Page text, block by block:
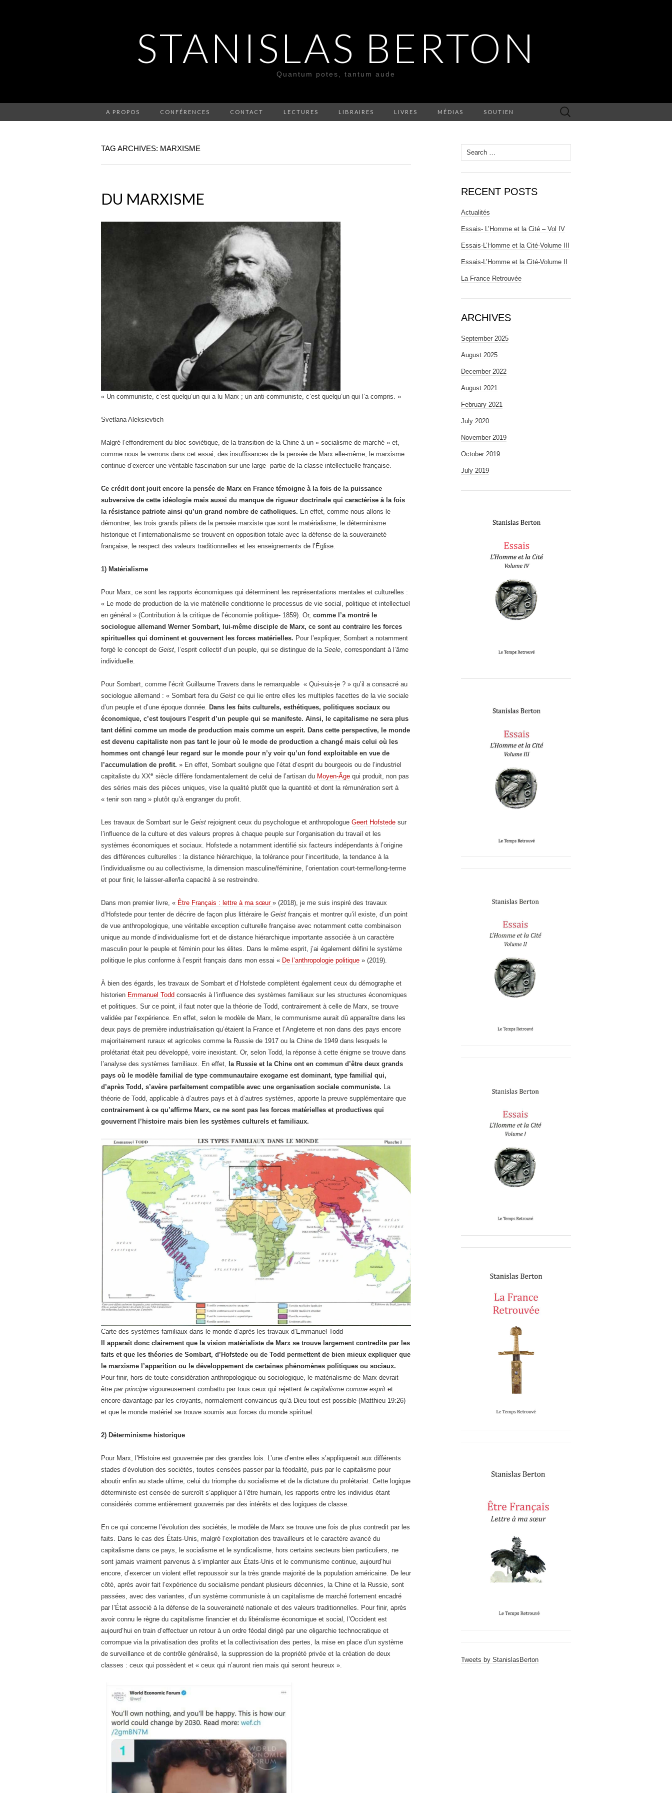
STANISLAS BERTON
Quantum potes, tantum aude
A PROPOS CONFÉRENCES CONTACT LECTURES LIBRAIRES LIVRES MÉDIAS SOUTIEN
Search
for:
TAG ARCHIVES: MARXISME
DU MARXISME
« Un communiste, c’est quelqu’un qui a lu Marx ; un anti-communiste, c’est quelqu’un qui l’a compris. »
Svetlana Aleksievtich
Malgré l’effondrement du bloc soviétique, de la transition de la Chine à un « socialisme de marché » et,
comme nous le verrons dans cet essai, des insuffisances de la pensée de Marx elle-même, le marxisme
continue d’exercer une véritable fascination sur une large partie de la classe intellectuelle française.
Ce crédit dont jouit encore la pensée de Marx en France témoigne à la fois de la puissance
subversive de cette idéologie mais aussi du manque de rigueur doctrinale qui caractérise à la fois
la résistance patriote ainsi qu’un grand nombre de catholiques. En effet, comme nous allons le
démontrer, les trois grands piliers de la pensée marxiste que sont le matérialisme, le déterminisme
historique et l’internationalisme se trouvent en opposition totale avec la défense de la souveraineté
française, le respect des valeurs traditionnelles et les enseignements de l’Église.
1) Matérialisme
Pour Marx, ce sont les rapports économiques qui déterminent les représentations mentales et culturelles :
« Le mode de production de la vie matérielle conditionne le processus de vie social, politique et intellectuel
en général » (Contribution à la critique de l’économie politique- 1859). Or, comme l’a montré le
sociologue allemand Werner Sombart, lui-même disciple de Marx, ce sont au contraire les forces
spirituelles qui dominent et gouvernent les forces matérielles. Pour l’expliquer, Sombart a notamment
forgé le concept de Geist , l’esprit collectif d’un peuple, qui se distingue de la Seele , correspondant à l’âme
individuelle.
Pour Sombart, comme l’écrit Guillaume Travers dans le remarquable « Qui-suis-je ? » qu’il a consacré au
sociologue allemand : « Sombart fera du Geist ce qui lie entre elles les multiples facettes de la vie sociale
d’un peuple et d’une époque donnée. Dans les faits culturels, esthétiques, politiques sociaux ou
économique, c’est toujours l’esprit d’un peuple qui se manifeste. Ainsi, le capitalisme ne sera plus
tant défini comme un mode de production mais comme un esprit. Dans cette perspective, le monde
est devenu capitaliste non pas tant le jour où le mode de production a changé mais celui où les
hommes ont changé leur regard sur le monde pour n’y voir qu’un fond exploitable en vue de
l’accumulation de profit. » En effet, Sombart souligne que l’état d’esprit du bourgeois ou de l’industriel
capitaliste du XXe siècle diffère fondamentalement de celui de l’artisan du Moyen-Âge qui produit, non pas
des séries mais des pièces uniques, vise la qualité plutôt que la quantité et dont la rémunération sert à
« tenir son rang » plutôt qu’à engranger du profit.
Les travaux de Sombart sur le Geist rejoignent ceux du psychologue et anthropologue Geert Hofstede sur
l’influence de la culture et des valeurs propres à chaque peuple sur l’organisation du travail et les
systèmes économiques et sociaux. Hofstede a notamment identifié six facteurs indépendants à l’origine
des différences culturelles : la distance hiérarchique, la tolérance pour l’incertitude, la tendance à la
l’individualisme ou au collectivisme, la dimension masculine/féminine, l’orientation court-terme/long-terme
et pour finir, le laisser-aller/la capacité à se restreindre.
Dans mon premier livre, « Être Français : lettre à ma sœur » (2018), je me suis inspiré des travaux
d’Hofstede pour tenter de décrire de façon plus littéraire le Geist français et montrer qu’il existe, d’un point
de vue anthropologique, une véritable exception culturelle française avec notamment cette combinaison
unique au monde d’individualisme fort et de distance hiérarchique importante associée à un caractère
masculin pour le peuple et féminin pour les élites. Dans le même esprit, j’ai également défini le système
politique le plus conforme à l’esprit français dans mon essai « De l’anthropologie politique » (2019).
À bien des égards, les travaux de Sombart et d’Hofstede complètent également ceux du démographe et
historien Emmanuel Todd consacrés à l’influence des systèmes familiaux sur les structures économiques
et politiques. Sur ce point, il faut noter que la théorie de Todd, contrairement à celle de Marx, se trouve
validée par l’expérience. En effet, selon le modèle de Marx, le communisme aurait dû apparaître dans les
deux pays de première industrialisation qu’étaient la France et l’Angleterre et non dans des pays encore
majoritairement ruraux et agricoles comme la Russie de 1917 ou la Chine de 1949 dans lesquels le
prolétariat était peu développé, voire inexistant. Or, selon Todd, la réponse à cette énigme se trouve dans
l’analyse des systèmes familiaux. En effet, la Russie et la Chine ont en commun d’être deux grands
pays où le modèle familial de type communautaire exogame est dominant, type familial qui,
d’après Todd, s’avère parfaitement compatible avec une organisation sociale communiste. La
théorie de Todd, applicable à d’autres pays et à d’autres systèmes, apporte la preuve supplémentaire que
contrairement à ce qu’affirme Marx, ce ne sont pas les forces matérielles et productives qui
gouvernent l’histoire mais bien les systèmes culturels et familiaux.
Carte des systèmes familiaux dans le monde d’après les travaux d’Emmanuel Todd
Il apparaît donc clairement que la vision matérialiste de Marx se trouve largement contredite par les
faits et que les théories de Sombart, d’Hofstede ou de Todd permettent de bien mieux expliquer que
le marxisme l’apparition ou le développement de certaines phénomènes politiques ou sociaux.
Pour finir, hors de toute considération anthropologique ou sociologique, le matérialisme de Marx devrait
être par principe vigoureusement combattu par tous ceux qui rejettent le capitalisme comme esprit et
encore davantage par les croyants, normalement convaincus qu’à Dieu tout est possible (Matthieu 19:26)
et que le monde matériel se trouve soumis aux forces du monde spirituel.
2) Déterminisme historique
Pour Marx, l’Histoire est gouvernée par des grandes lois. L’une d’entre elles s’appliquerait aux différents
stades d’évolution des sociétés, toutes censées passer par la féodalité, puis par le capitalisme pour
aboutir enfin au stade ultime, celui du triomphe du socialisme et de la dictature du prolétariat. Cette logique
déterministe est censée de surcroît s’appliquer à l’être humain, les rapports entre les individus étant
considérés comme entièrement gouvernés par des intérêts et des logiques de classe.
En ce qui concerne l’évolution des sociétés, le modèle de Marx se trouve une fois de plus contredit par les
faits. Dans le cas des États-Unis, malgré l’exploitation des travailleurs et le caractère avancé du
capitalisme dans ce pays, le socialisme et le syndicalisme, hors certains secteurs bien particuliers, ne
sont jamais vraiment parvenus à s’implanter aux États-Unis et le communisme continue, aujourd’hui
encore, d’exercer un violent effet repoussoir sur la très grande majorité de la population américaine. De leur
côté, après avoir fait l’expérience du socialisme pendant plusieurs décennies, la Chine et la Russie, sont
passées, avec des variantes, d’un système communiste à un capitalisme de marché fortement encadré
par l’État associé à la défense de la souveraineté nationale et des valeurs traditionnelles. Pour finir, après
avoir connu le règne du capitalisme financier et du libéralisme économique et social, l’Occident est
aujourd’hui en train d’effectuer un retour à un ordre féodal dirigé par une oligarchie technocratique et
corrompue via la privatisation des profits et la collectivisation des pertes, la mise en place d’un système
de surveillance et de contrôle généralisé, la suppression de la propriété privée et la création de deux
classes : ceux qui possèdent et « ceux qui n’auront rien mais qui seront heureux ».
Search
for:
RECENT POSTS
Actualités
Essais- L’Homme et la Cité – Vol IV
Essais-L’Homme et la Cité-Volume III
Essais-L’Homme et la Cité-Volume II
La France Retrouvée
ARCHIVES
September 2025
August 2025
December 2022
August 2021
February 2021
July 2020
November 2019
October 2019
July 2019
Tweets by StanislasBerton